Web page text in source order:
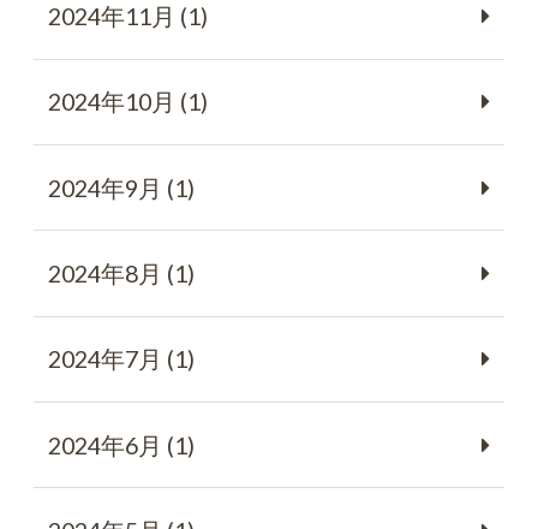
2024年11月 (1)
2024年10月 (1)
2024年9月 (1)
2024年8月 (1)
2024年7月 (1)
2024年6月 (1)